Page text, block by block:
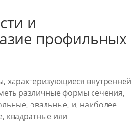
и
профильных
характеризующиеся внутренней
различные формы сечения,
овальные, и, наиболее
квадратные или